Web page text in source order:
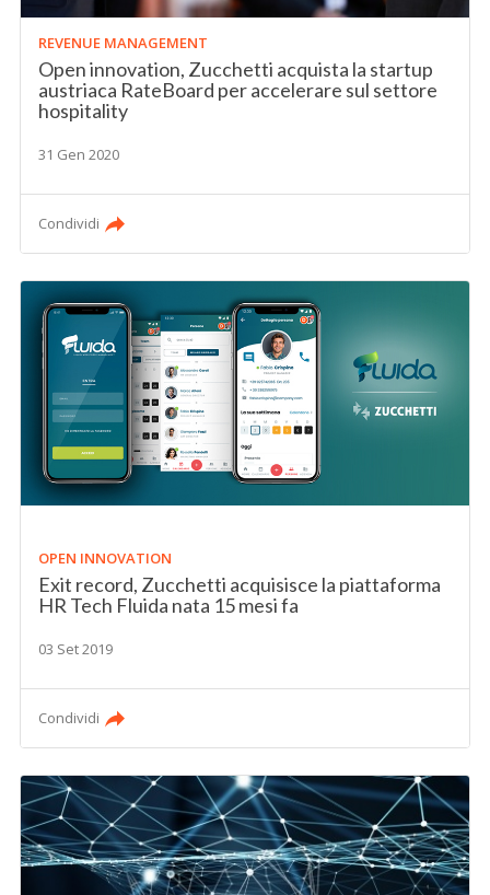
REVENUE MANAGEMENT
Open innovation, Zucchetti acquista la startup
austriaca RateBoard per accelerare sul settore
hospitality
31 Gen 2020
Condividi
OPEN INNOVATION
Exit record, Zucchetti acquisisce la piattaforma
HR Tech Fluida nata 15 mesi fa
03 Set 2019
Condividi